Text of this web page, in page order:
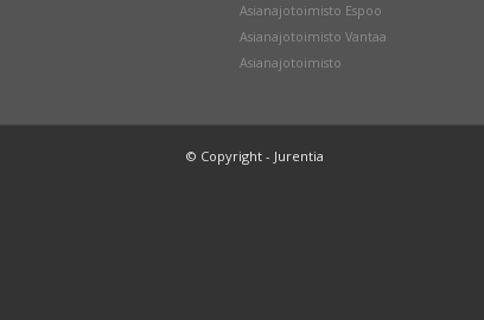
Asianajotoimisto Espoo
Asianajotoimisto Vantaa
Asianajotoimisto
© Copyright - Jurentia